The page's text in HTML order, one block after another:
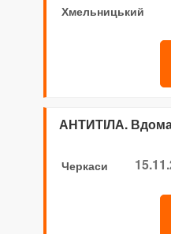
Хмельницький
АНТИТІЛА.
Черкаси